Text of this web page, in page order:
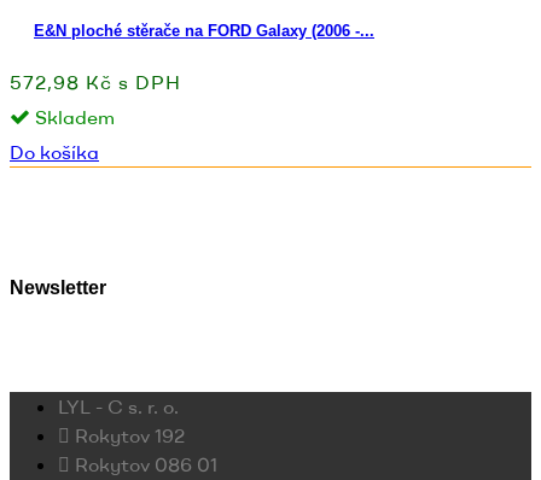
E&N ploché stěrače na FORD Galaxy (2006 -...
572,98 Kč s DPH
Skladem
Do košíka
Newsletter
LYL - C s. r. o.
Rokytov 192
Rokytov 086 01